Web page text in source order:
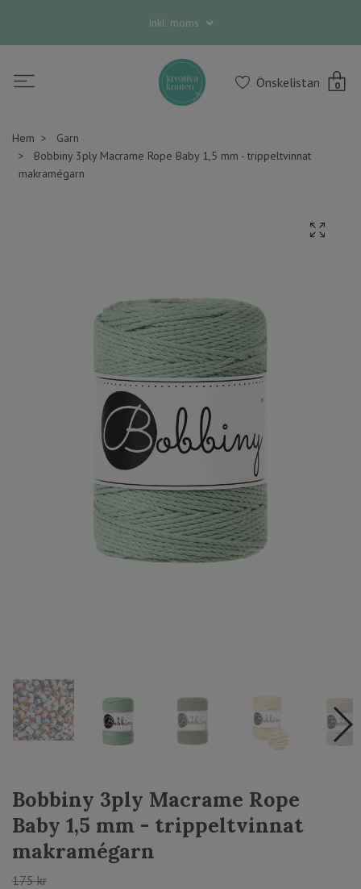
Inkl. moms
Önskelistan 0
Hem
Garn
Bobbiny 3ply Macrame Rope Baby 1,5 mm - trippeltvinnat
makramégarn
Bobbiny 3ply Macrame Rope
Baby 1,5 mm - trippeltvinnat
makramégarn
175 kr